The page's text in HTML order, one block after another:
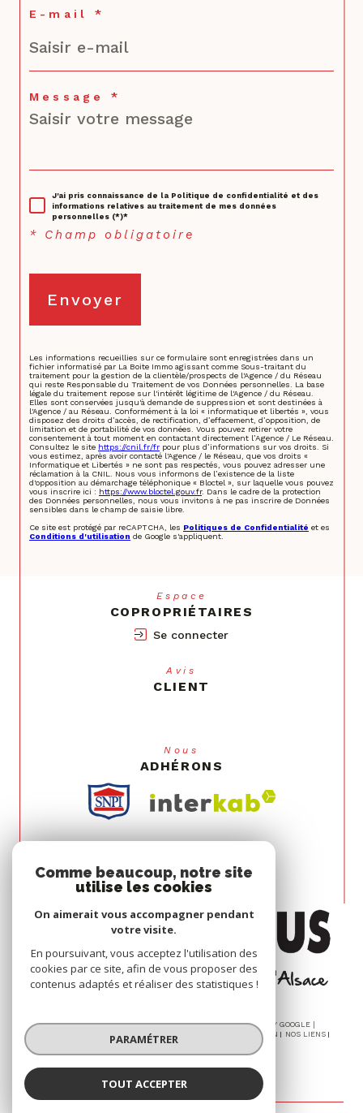
E-mail *
Message *
J'ai pris connaissance de la Politique de confidentialité et des
informations relatives au traitement de mes données
personnelles (*)*
* Champ obligatoire
Envoyer
Les informations recueillies sur ce formulaire sont enregistrées dans un
fichier informatisé par La Boite Immo agissant comme Sous-traitant du
traitement pour la gestion de la clientèle/prospects de l'Agence / du Réseau
qui reste Responsable du Traitement de vos Données personnelles. La base
légale du traitement repose sur l'intérêt légitime de l'Agence / du Réseau.
Elles sont conservées jusqu'à demande de suppression et sont destinées à
l'Agence / au Réseau. Conformément à la loi « informatique et libertés », vous
disposez des droits d’accès, de rectification, d’effacement, d’opposition, de
limitation et de portabilité de vos données. Vous pouvez retirer votre
consentement à tout moment en contactant directement l’Agence / Le Réseau.
Consultez le site https://cnil.fr/fr pour plus d’informations sur vos droits. Si
vous estimez, après avoir contacté l'Agence / le Réseau, que vos droits «
Informatique et Libertés » ne sont pas respectés, vous pouvez adresser une
réclamation à la CNIL. Nous vous informons de l’existence de la liste
d'opposition au démarchage téléphonique « Bloctel », sur laquelle vous pouvez
vous inscrire ici : https://www.bloctel.gouv.fr. Dans le cadre de la protection
des Données personnelles, nous vous invitons à ne pas inscrire de Données
sensibles dans le champ de saisie libre.
Ce site est protégé par reCAPTCHA, les Politiques de Confidentialité et es
Conditions d'utilisation de Google s'appliquent.
Espace
COPROPRIÉTAIRES
Se connecter
Avis
CLIENT
Nous
ADHÉRONS
© 2026 | TOUS DROITS RÉSERVÉS | TRADUCTION POWERED BY GOOGLE |
PLAN DU SITE ADMIN
NOS LIENS
POLITIQUE RGPD
Comme beaucoup, notre site
utilise les cookies
On aimerait vous accompagner pendant
votre visite.
En poursuivant, vous acceptez l'utilisation des
cookies par ce site, afin de vous proposer des
contenus adaptés et réaliser des statistiques !
PARAMÉTRER
TOUT ACCEPTER